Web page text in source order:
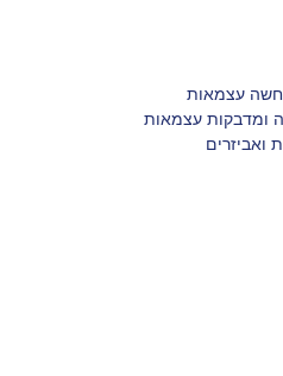
עצמאות
ומדבקות עצמאות